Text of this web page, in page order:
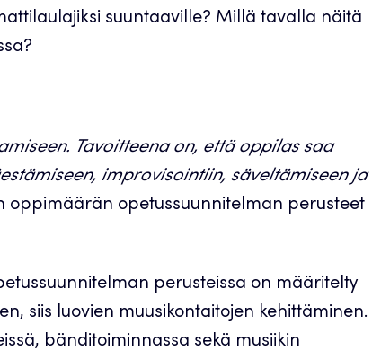
suuntaaville? Millä tavalla näitä
Tavoitteena on, että oppilas saa
improvisointiin, säveltämiseen ja
oppimäärän opetussuunnitelman perusteet
perusteissa on määritelty
siis luovien muusikontaitojen kehittäminen.
bänditoiminnassa sekä musiikin